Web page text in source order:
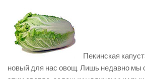
Пекинская
новый для нас овощ. Лишь недавно мы